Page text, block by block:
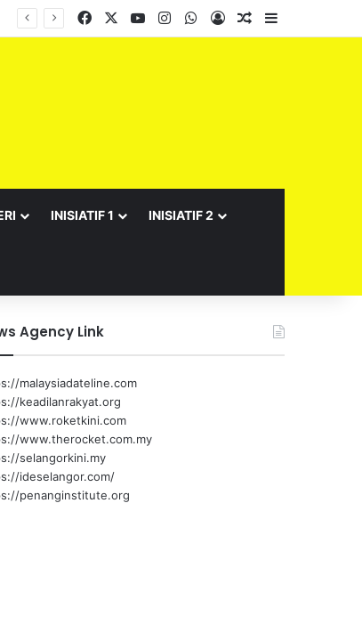
Facebook YouTubeInstagramWhatsApp
Log InRandom Article
INISIATIF 1 INISIATIF 2
Agency Link
malaysiadateline.com
keadilanrakyat.org
www.roketkini.com
www.therocket.com.my
selangorkini.my
ideselangor.com/
penanginstitute.org